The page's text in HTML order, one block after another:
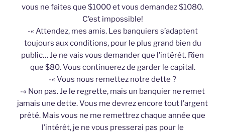
vous ne faites que $1000 et vous demandez $1080.
C’est impossible!
-« Attendez, mes amis. Les banquiers s’adaptent
toujours aux conditions, pour le plus grand bien du
public… Je ne vais vous demander que l’intérêt. Rien
que $80. Vous continuerez de garder le capital.
-« Vous nous remettez notre dette ?
-« Non pas. Je le regrette, mais un banquier ne remet
jamais une dette. Vous me devrez encore tout l’argent
prêté. Mais vous ne me remettrez chaque année que
l’intérêt, je ne vous presserai pas pour le